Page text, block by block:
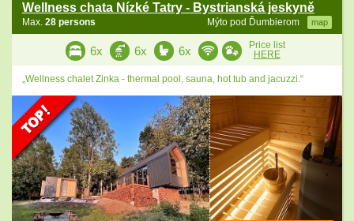
Wellness chata Nízké Tatry - Bystrianská jeskyně
Mýto pod Ďumbierom map
Max. 28 persons
6x 6x 6x
Price list
HERE
„Wellness chalet Zinka - thermal pool, sauna, hot tub and jacuzzi.“